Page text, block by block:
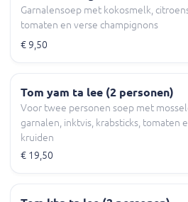
Garnalensoep met kokosmelk,
tomaten en verse champignons
€ 9,50
Tom yam ta lee (2 personen)
Voor twee personen soep met
garnalen, inktvis, krabsticks, tomaten
kruiden
€ 19,50